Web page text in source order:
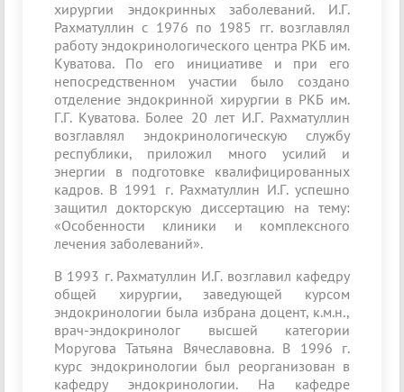
хирургии эндокринных заболеваний. И.Г.
Рахматуллин с 1976 по 1985 гг. возглавлял
работу эндокринологического центра РКБ им.
Куватова. По его инициативе и при его
непосредственном участии было создано
отделение эндокринной хирургии в РКБ им.
Г.Г. Куватова. Более 20 лет И.Г. Рахматуллин
возглавлял эндокринологическую службу
республики, приложил много усилий и
энергии в подготовке квалифицированных
кадров. В 1991 г. Рахматуллин И.Г. успешно
защитил докторскую диссертацию на тему:
«Особенности клиники и комплексного
лечения заболеваний».
В 1993 г. Рахматуллин И.Г. возглавил кафедру
общей хирургии, заведующей курсом
эндокринологии была избрана доцент, к.м.н.,
врач-эндокринолог высшей категории
Моругова Татьяна Вячеславовна. В 1996 г.
курс эндокринологии был реорганизован в
кафедру эндокринологии. На кафедре